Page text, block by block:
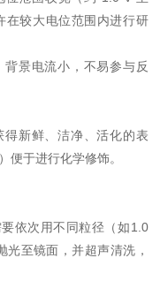
在较大电位范围内进行研
背景电流小，不易参与反
得新鲜、洁净、活化的表
便于进行化学修饰。
要依次用不同粒径（如1.0
至镜面，并超声清洗，